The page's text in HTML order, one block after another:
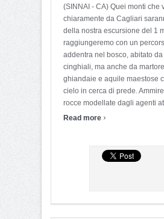
(SINNAI - CA) Quei monti che
chiaramente da Cagliari
della nostra escursione del 1
raggiungeremo con un
addentra nel bosco, abitato da
cinghiali, ma anche da
ghiandaie e aquile maestose
cielo in cerca di prede.
rocce modellate dagli agenti
Read more ›